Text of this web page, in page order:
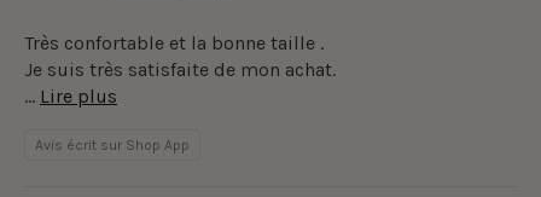
Très confortable et la bonne taille .
Je suis très satisfaite de mon achat.
... Lire plus
Avis écrit sur Shop App